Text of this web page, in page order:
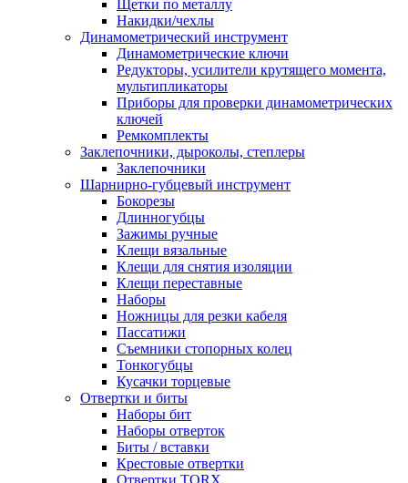
Щетки по металлу
Накидки/чехлы
Динамометрический инструмент
Динамометрические ключи
Редукторы, усилители крутящего момента,
мультипликаторы
Приборы для проверки динамометрических
ключей
Ремкомплекты
Заклепочники, дыроколы, степлеры
Заклепочники
Шарнирно-губцевый инструмент
Бокорезы
Длинногубцы
Зажимы ручные
Клещи вязальные
Клещи для снятия изоляции
Клещи переставные
Наборы
Ножницы для резки кабеля
Пассатижи
Съемники стопорных колец
Тонкогубцы
Кусачки торцевые
Отвертки и биты
Наборы бит
Наборы отверток
Биты / вставки
Крестовые отвертки
Отвертки TORX